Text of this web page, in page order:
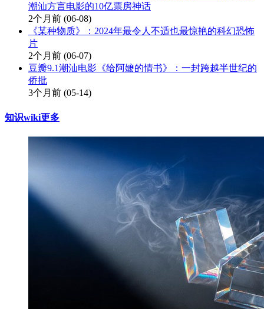
潮汕方言电影的10亿票房神话
2个月前 (06-08)
《某种物质》：2024年最令人不适也最惊艳的科幻恐怖
片
2个月前 (06-07)
豆瓣9.1潮汕电影《给阿嬷的情书》：一封跨越半世纪的
侨批
3个月前 (05-14)
知识wiki更多